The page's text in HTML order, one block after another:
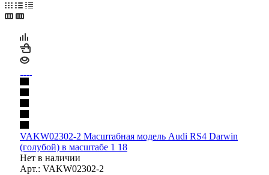
VAKW02302-2 Масштабная модель Audi RS4 Darwin
(голубой) в масштабе 1 18
Нет в наличии
Арт.: VAKW02302-2